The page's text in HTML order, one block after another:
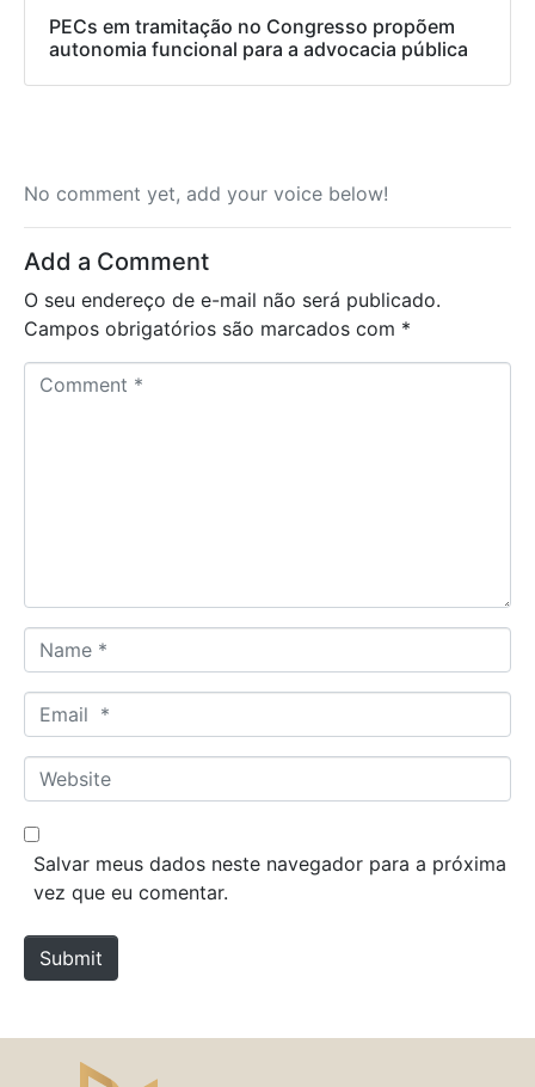
PECs em tramitação no Congresso propõem
autonomia funcional para a advocacia pública
No comment yet, add your voice below!
Add a Comment
O seu endereço de e-mail não será publicado.
Campos obrigatórios são marcados com *
a
m
*
m
a
*
W
e
b
e
Salvar meus dados neste navegador para a próxima
vez que eu comentar.
Submit